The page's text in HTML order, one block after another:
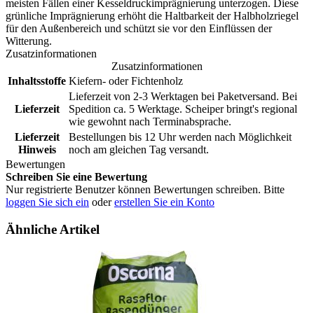
meisten Fällen einer Kesseldruckimprägnierung unterzogen. Diese
grünliche Imprägnierung erhöht die Haltbarkeit der Halbholzriegel
für den Außenbereich und schützt sie vor den Einflüssen der
Witterung.
Zusatzinformationen
Zusatzinformationen
Inhaltsstoffe Kiefern- oder Fichtenholz
Lieferzeit
Lieferzeit von 2-3 Werktagen bei Paketversand. Bei
Spedition ca. 5 Werktage. Scheiper bringt's regional
wie gewohnt nach Terminabsprache.
Lieferzeit
Hinweis
Bestellungen bis 12 Uhr werden nach Möglichkeit
noch am gleichen Tag versandt.
Bewertungen
Schreiben Sie eine Bewertung
Nur registrierte Benutzer können Bewertungen schreiben. Bitte
loggen Sie sich ein odererstellen Sie ein Konto
Ähnliche Artikel